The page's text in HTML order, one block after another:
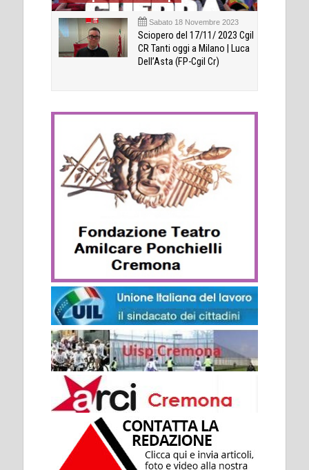
Sabato 18 Novembre 2023
Sciopero del 17/11/ 2023 Cgil
CR Tanti oggi a Milano | Luca
Dell’Asta (FP-Cgil Cr)